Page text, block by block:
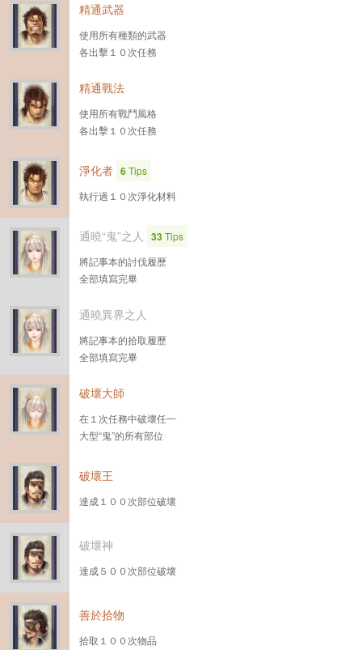
精通武器
使用所有種類的武器
各出擊１０次任務
精通戰法
使用所有戰鬥風格
各出擊１０次任務
淨化者 6Tips
執行過１０次淨化材料
通曉“鬼”之人 33Tips
將記事本的討伐履歷
全部填寫完畢
通曉異界之人
將記事本的拾取履歷
全部填寫完畢
破壞大師
在１次任務中破壞任一
大型“鬼”的所有部位
破壞王
達成１００次部位破壞
破壞神
達成５００次部位破壞
善於拾物
拾取１００次物品